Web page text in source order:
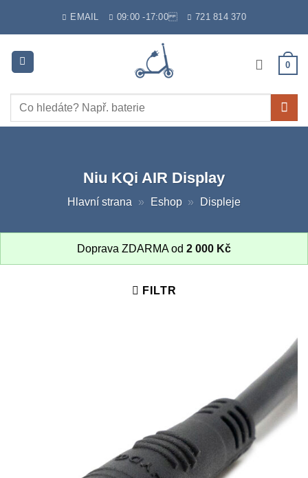
EMAIL 09:00 -17:00 721 814 370
0
Hledat:
Niu KQi AIR Display
Hlavní strana » Eshop » Displeje
Doprava ZDARMA od 2 000 Kč
FILTR